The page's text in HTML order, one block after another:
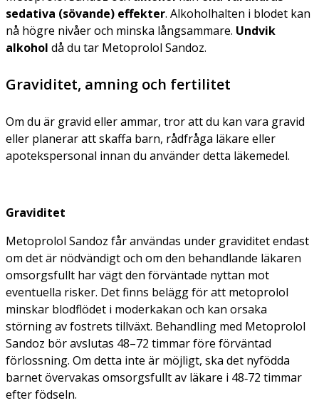
sedativa (sövande) effekter. Alkoholhalten i blodet kan
nå högre nivåer och minska långsammare. Undvik
alkohol då du tar Metoprolol Sandoz.
Graviditet, amning och fertilitet
Om du är gravid eller ammar, tror att du kan vara gravid
eller planerar att skaffa barn, rådfråga läkare eller
apotekspersonal innan du använder detta läkemedel.
Graviditet
Metoprolol Sandoz får användas under graviditet endast
om det är nödvändigt och om den behandlande läkaren
omsorgsfullt har vägt den förväntade nyttan mot
eventuella risker. Det finns belägg för att metoprolol
minskar blodflödet i moderkakan och kan orsaka
störning av fostrets tillväxt. Behandling med Metoprolol
Sandoz bör avslutas 48–72 timmar före förväntad
förlossning. Om detta inte är möjligt, ska det nyfödda
barnet övervakas omsorgsfullt av läkare i 48‑72 timmar
efter födseln.